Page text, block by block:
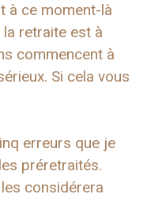
à ce moment-là
la retraite est à
commencent à
Si cela vous
erreurs que je
préretraités.
considérera